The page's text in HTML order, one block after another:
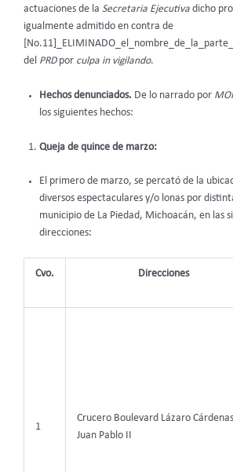
actuaciones de la Secretaria Ejecutiva dicho
igualmente admitido en contra de
del PRDpor culpa in vigilando.
Hechos denunciados. De lo narrado por
los siguientes hechos:
Queja de quince de marzo:
El primero de marzo, se percató de la
diversos espectaculares y/o lonas por
municipio de La Piedad, Michoacán, en las
direcciones:
Cvo. Direcciones
1
Crucero Boulevard Lázaro
Juan Pablo II